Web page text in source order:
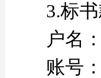
3.标
户名
账号